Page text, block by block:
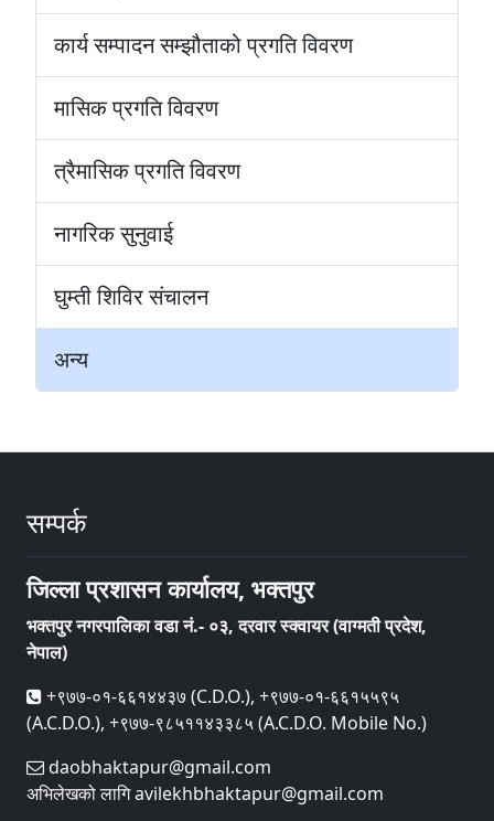
कार्य सम्पादन सम्झौताको प्रगति विवरण
मासिक प्रगति विवरण
त्रैमासिक प्रगति विवरण
नागरिक सुनुवाई
घुम्ती शिविर संचालन
अन्य
सम्पर्क
जिल्ला प्रशासन कार्यालय, भक्तपुर
भक्तपुर नगरपालिका वडा नं.- ०३, दरवार स्क्वायर (वाग्मती प्रदेश,
नेपाल)
+९७७-०१-६६१४४३७ (C.D.O.), +९७७-०१-६६१५५९५
(A.C.D.O.), +९७७-९८५११४३३८५ (A.C.D.O. Mobile No.)
daobhaktapur@gmail.com
अभिलेखको लागि avilekhbhaktapur@gmail.com